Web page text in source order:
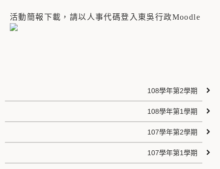
活動簡報下載，請以人事代碼登入東吳行政Moodle
108學年第2學期
108學年第1學期
107學年第2學期
107學年第1學期